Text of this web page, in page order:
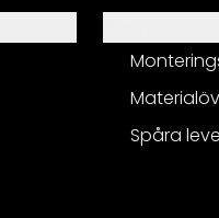
Spåra